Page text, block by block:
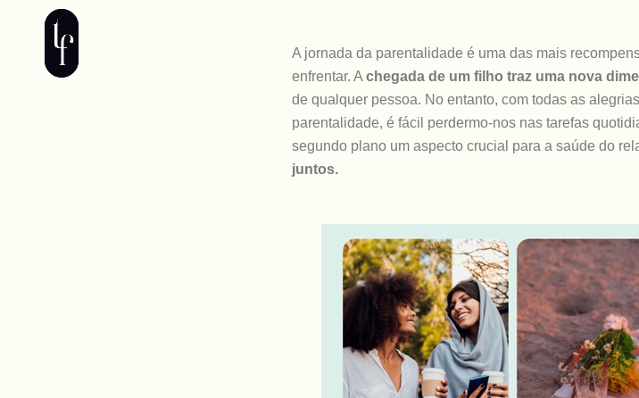
A jornada da parentalidade é uma das mais
enfrentar. A chegada de um filho traz uma nova
de qualquer pessoa. No entanto, com todas as
parentalidade, é fácil perdermo-nos nas tarefas
segundo plano um aspecto crucial para a saúde do
juntos.